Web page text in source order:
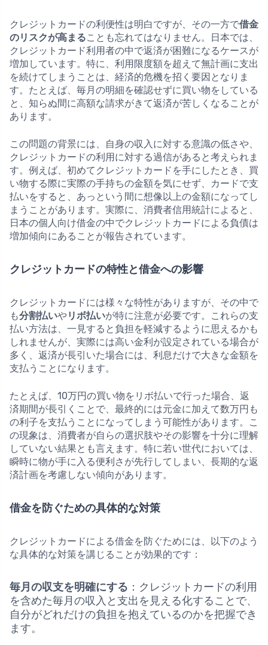
クレジットカードの利便性は明白ですが、その一方で借金
のリスクが高まることも忘れてはなりません。日本では、
クレジットカード利用者の中で返済が困難になるケースが
増加しています。特に、利用限度額を超えて無計画に支出
を続けてしまうことは、経済的危機を招く要因となりま
す。たとえば、毎月の明細を確認せずに買い物をしている
と、知らぬ間に高額な請求がきて返済が苦しくなることが
あります。
この問題の背景には、自身の収入に対する意識の低さや、
クレジットカードの利用に対する過信があると考えられま
す。例えば、初めてクレジットカードを手にしたとき、買
い物する際に実際の手持ちの金額を気にせず、カードで支
払いをすると、あっという間に想像以上の金額になってし
まうことがあります。実際に、消費者信用統計によると、
日本の個人向け借金の中でクレジットカードによる負債は
増加傾向にあることが報告されています。
クレジットカードの特性と借金への影響
クレジットカードには様々な特性がありますが、その中で
も分割払いやリボ払いが特に注意が必要です。これらの支
払い方法は、一見すると負担を軽減するように思えるかも
しれませんが、実際には高い金利が設定されている場合が
多く、返済が長引いた場合には、利息だけで大きな金額を
支払うことになります。
たとえば、10万円の買い物をリボ払いで行った場合、返
済期間が長引くことで、最終的には元金に加えて数万円も
の利子を支払うことになってしまう可能性があります。こ
の現象は、消費者が自らの選択肢やその影響を十分に理解
していない結果とも言えます。特に若い世代においては、
瞬時に物が手に入る便利さが先行してしまい、長期的な返
済計画を考慮しない傾向があります。
借金を防ぐための具体的な対策
クレジットカードによる借金を防ぐためには、以下のよう
な具体的な対策を講じることが効果的です：
毎月の収支を明確にする ：クレジットカードの利用
を含めた毎月の収入と支出を見える化することで、
自分がどれだけの負担を抱えているのかを把握でき
ます。